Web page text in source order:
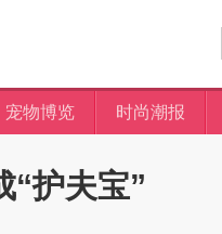
宠物博览 时尚潮报
“护夫宝”